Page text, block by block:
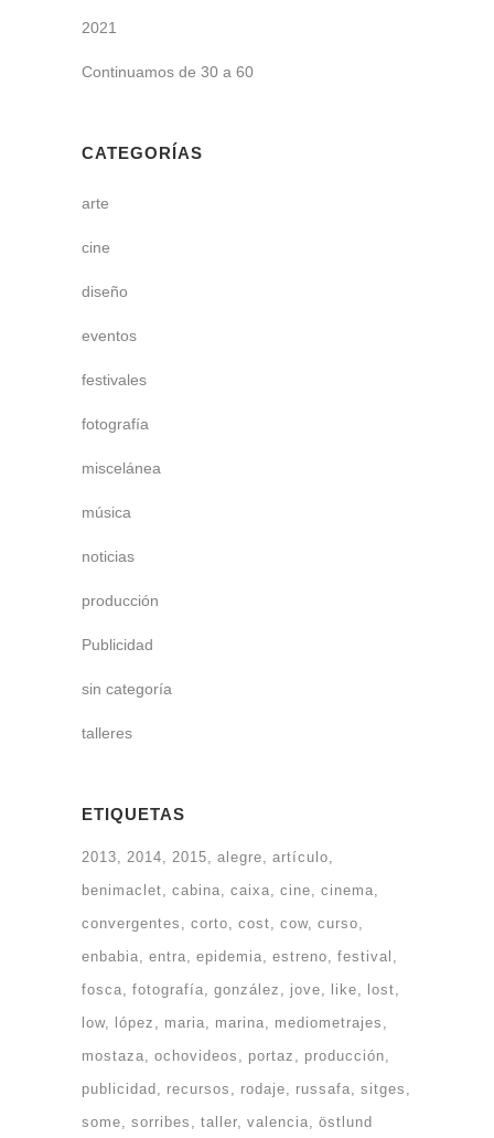
2021
Continuamos de 30 a 60
CATEGORÍAS
arte
cine
diseño
eventos
festivales
fotografía
miscelánea
música
noticias
producción
Publicidad
sin categoría
talleres
ETIQUETAS
2013 2014 2015 alegre
artículo
benimaclet
cabina caixa cine
cinema
convergentes
corto cost cow curso
enbabia
entra epidemia estreno
festival
fosca
fotografía gonzález jove like
lost
low
lópez maria marina
mediometrajes
mostaza
ochovideos portaz
producción
publicidad
recursos rodaje russafa
sitges
some
sorribes taller valencia östlund